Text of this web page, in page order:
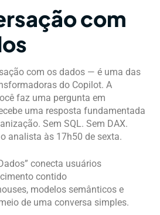
com
com os dados — é uma das
do Copilot. A
faz uma pergunta em
uma resposta fundamentada
Sem SQL. Sem DAX.
analista às 17h50 de sexta.
conecta usuários
contido
modelos semânticos e
de uma conversa simples.